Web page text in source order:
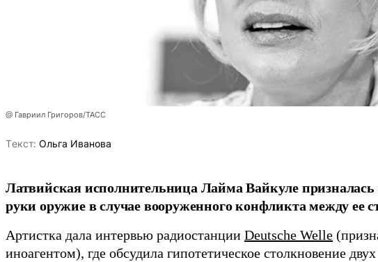
@ Гавриил Григоров/ТАСС
Tекст: Ольга Иванова
Латвийская исполнительница Лайма Вайкуле
руки оружие в случае вооруженного конфликта между ее
Артистка дала интервью радиостанции Deutsche Welle
иноагентом), где обсудила гипотетическое столкновение